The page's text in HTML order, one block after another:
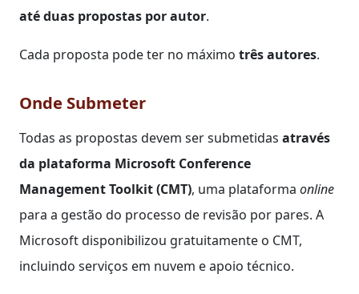
até duas propostas por autor.
Cada proposta pode ter no máximo três autores.
Onde Submeter
Todas as propostas devem ser submetidas através
da plataforma Microsoft Conference
Management Toolkit (CMT), uma plataforma online
para a gestão do processo de revisão por pares. A
Microsoft disponibilizou gratuitamente o CMT,
incluindo serviços em nuvem e apoio técnico.